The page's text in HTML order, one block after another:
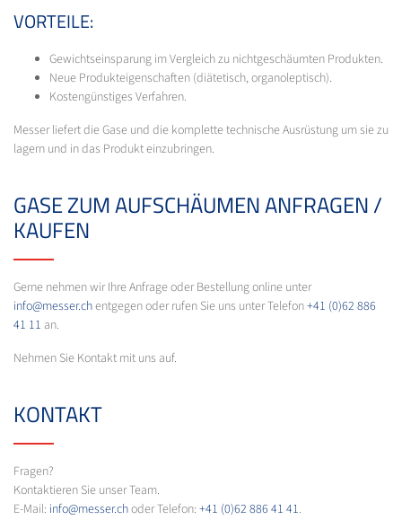
VORTEILE:
Gewichtseinsparung im Vergleich zu nichtgeschäumten Produkten.
Neue Produkteigenschaften (diätetisch, organoleptisch).
Kostengünstiges Verfahren.
Messer liefert die Gase und die komplette technische Ausrüstung um sie zu
lagern und in das Produkt einzubringen.
GASE ZUM AUFSCHÄUMEN ANFRAGEN /
KAUFEN
Gerne nehmen wir Ihre Anfrage oder Bestellung online unter
info@messer.chentgegen oder rufen Sie uns unter Telefon+41 (0)62 886
41 11 an.
Nehmen Sie Kontakt mit uns auf.
KONTAKT
Fragen?
Kontaktieren Sie unser Team.
E-Mail: info@messer.choder Telefon: +41 (0)62 886 41 41.